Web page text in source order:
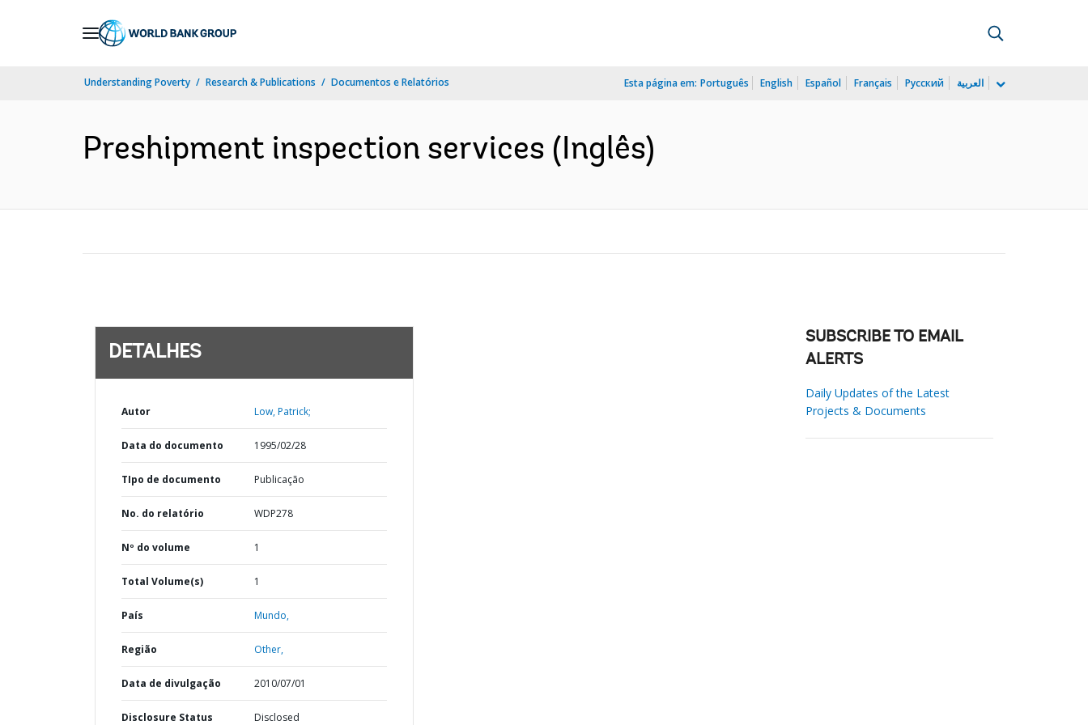
Understanding Poverty Research & Publications Documentos e Relatórios Esta página em: Português English Español Français Русский العربية
Preshipment inspection services (Inglês)
DETALHES
Autor Low, Patrick;
Data do documento 1995/02/28
TIpo de documento Publicação
No. do relatório WDP278
Nº do volume 1
Total Volume(s) 1
País Mundo,
Região Other,
Data de divulgação 2010/07/01
Disclosure Status Disclosed
SUBSCRIBE TO EMAIL
ALERTS
Daily Updates of the Latest
Projects & Documents